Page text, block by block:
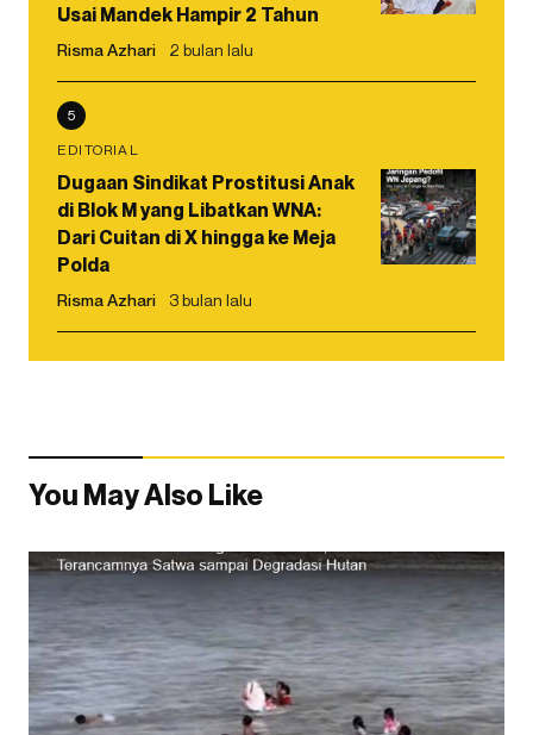
Usai Mandek Hampir 2 Tahun
Risma Azhari 2 bulan lalu
5
EDITORIAL
Dugaan Sindikat Prostitusi Anak
di Blok M yang Libatkan WNA:
Dari Cuitan di X hingga ke Meja
Polda
Risma Azhari 3 bulan lalu
You May Also Like